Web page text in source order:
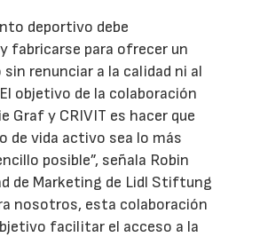
deportivo debe
fabricarse para ofrecer un
renunciar a la calidad ni al
objetivo de la colaboración
Graf y CRIVIT es hacer que
de vida activo sea lo más
posible”, señala Robin
de Marketing de Lidl Stiftung
nosotros, esta colaboración
facilitar el acceso a la